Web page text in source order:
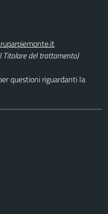
Titolare del trattamento)
questioni riguardanti la